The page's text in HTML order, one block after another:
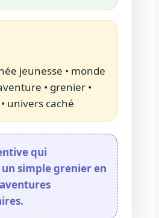
jeunesse • monde
• grenier •
univers caché
qui
simple grenier en